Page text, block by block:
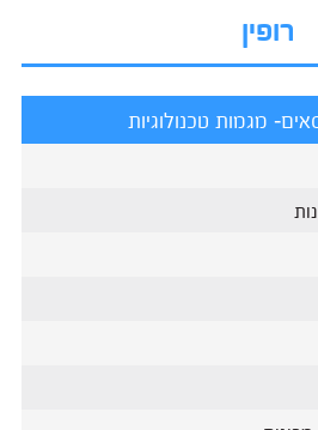
רופין
מגמות טכנולוגיות